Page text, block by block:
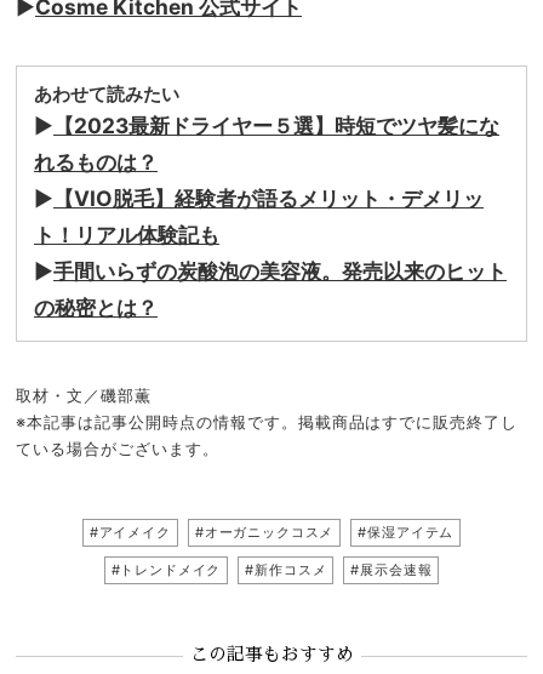
▶︎Cosme Kitchen 公式サイト
あわせて読みたい
▶︎ 【2023最新ドライヤー５選】時短でツヤ髪にな
れるものは？
▶︎ 【VIO脱毛】経験者が語るメリット・デメリッ
ト！リアル体験記も
▶︎手間いらずの炭酸泡の美容液。発売以来のヒット
の秘密とは？
取材・文／磯部薫
※本記事は記事公開時点の情報です。掲載商品はすでに販売終了し
ている場合がございます。
#アイメイク #オーガニックコスメ #保湿アイテム
#トレンドメイク #新作コスメ #展示会速報
この記事もおすすめ